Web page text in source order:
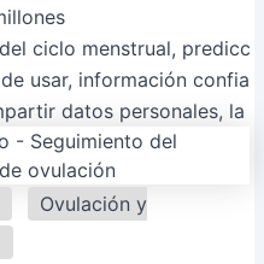
ciclo menstrual,
usar, información
datos personales, la
Ovulación y